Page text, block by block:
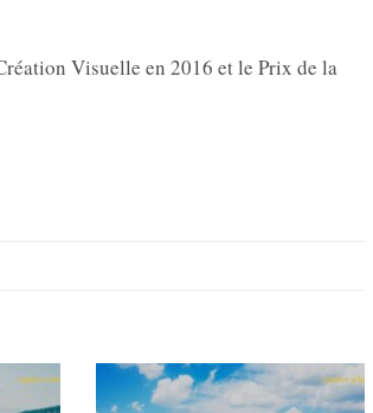
Visuelle en 2016 et le Prix de la